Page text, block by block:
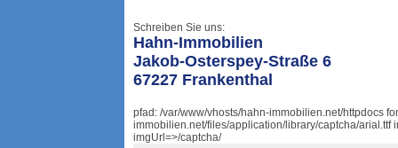
Schreiben Sie uns:
Hahn-Immobilien
Jakob-Osterspey-Straße 6
67227 Frankenthal
pfad: /var/www/vhosts/hahn-immobilien.net/httpdocs
immobilien.net/files/application/library/captcha/
imgUrl=>/captcha/